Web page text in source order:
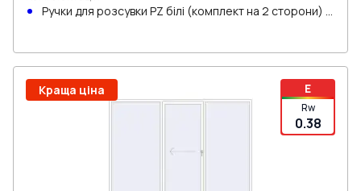
Ручки для розсувки PZ білі (комплект на 2 сторони) з
E
Rw
0.38
Краща ціна